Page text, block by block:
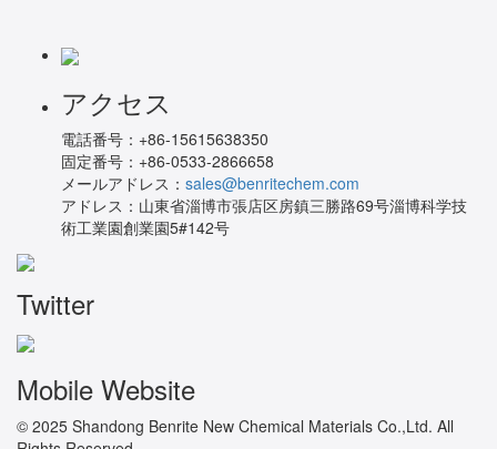
アクセス
電話番号： +86-15615638350
固定番号： +86-0533-2866658
メールアドレス： sales@benritechem.com
アドレス： 山東省淄博市張店区房鎮三勝路69号淄博科学技
術工業園創業園5#142号
Twitter
Mobile Website
© 2025 Shandong Benrite New Chemical Materials Co.,Ltd. All